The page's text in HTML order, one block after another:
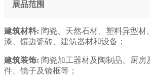
展品范围
建筑材料: 陶瓷、天然石材、塑料异型材
漆、镶边瓷砖、建筑器材和设备；
建筑装饰: 陶瓷加工器材及陶制品、厨房
件、镜子及镜框等；